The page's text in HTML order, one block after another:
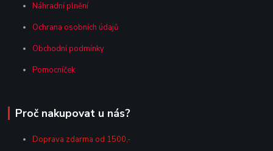
Náhradní plnění
Ochrana osobních údajů
Obchodní podmínky
Pomocníček
Proč nakupovat u nás?
Doprava zdarma od 1500,-